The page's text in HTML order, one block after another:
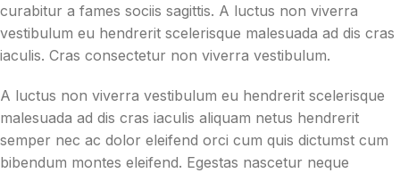
curabitur a fames sociis sagittis. A luctus non viverra
vestibulum eu hendrerit scelerisque malesuada ad dis cras
iaculis. Cras consectetur non viverra vestibulum.
A luctus non viverra vestibulum eu hendrerit scelerisque
malesuada ad dis cras iaculis aliquam netus hendrerit
semper nec ac dolor eleifend orci cum quis dictumst cum
bibendum montes eleifend. Egestas nascetur neque